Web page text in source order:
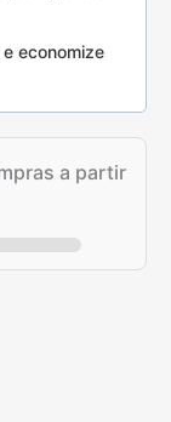
economize
a partir